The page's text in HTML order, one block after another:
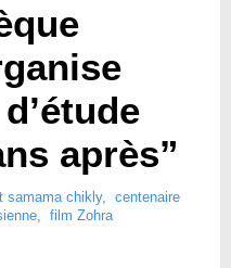
après”
samama chikly, centenaire
, film Zohra